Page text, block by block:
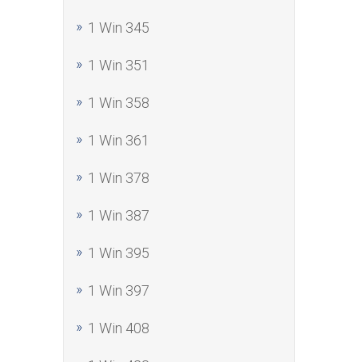
1 Win 345
1 Win 351
1 Win 358
1 Win 361
1 Win 378
1 Win 387
1 Win 395
1 Win 397
1 Win 408